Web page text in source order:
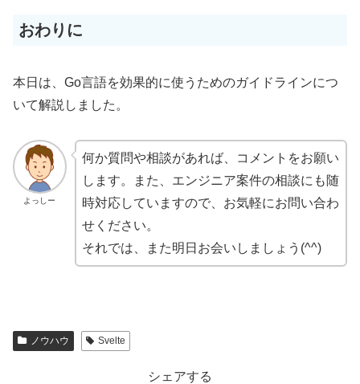
おわりに
本日は、Go言語を効果的に使うためのガイドラインにつ
いて解説しました。
よっしー
何か質問や相談があれば、コメントをお願い
します。また、エンジニア案件の相談にも随
時対応していますので、お気軽にお問い合わ
せください。
それでは、また明日お会いしましょう(^^)
ノウハウ Svelte
シェアする